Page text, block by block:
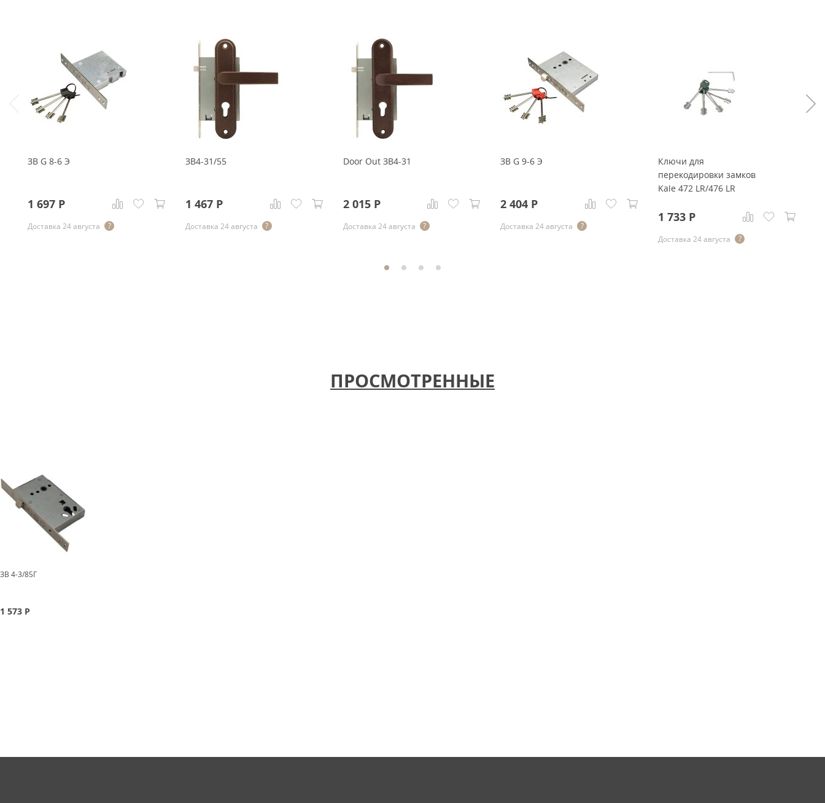
ЗВ G 8-6 Э
1 697 Р
Доставка 24 августа
ЗВ4-31/55
1 467Р
Доставка 24 августа
Door Out ЗВ4-31
2 015Р
Доставка 24 августа
ЗВ G 9-6 Э
2 404 Р
Доставка 24 августа
Ключи для
перекодировки замков
Kale 472 LR/476 LR
1 733 Р
Доставка 24 августа
ПРОСМОТРЕННЫЕ
ЗВ 4-3/85Г
1 573 Р